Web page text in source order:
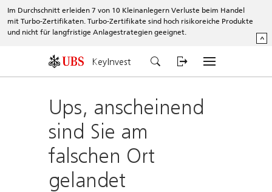
Im Durchschnitt erleiden 7 von 10 Kleinanlegern Verluste beim Handel
mit Turbo-Zertifikaten. Turbo-Zertifikate sind hoch risikoreiche Produkte
und nicht für langfristige Anlagestrategien geeignet.
^
KeyInvest
Ups, anscheinend
sind Sie am
falschen Ort
gelandet